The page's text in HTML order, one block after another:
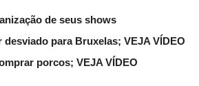
de seus shows
para Bruxelas; VEJA VÍDEO
porcos; VEJA VÍDEO